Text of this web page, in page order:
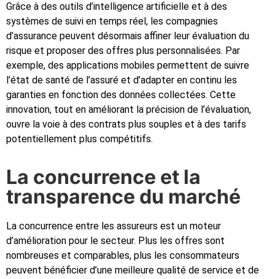
Grâce à des outils d’intelligence artificielle et à des
systèmes de suivi en temps réel, les compagnies
d’assurance peuvent désormais affiner leur évaluation du
risque et proposer des offres plus personnalisées. Par
exemple, des applications mobiles permettent de suivre
l’état de santé de l’assuré et d’adapter en continu les
garanties en fonction des données collectées. Cette
innovation, tout en améliorant la précision de l’évaluation,
ouvre la voie à des contrats plus souples et à des tarifs
potentiellement plus compétitifs.
La concurrence et la
transparence du marché
La concurrence entre les assureurs est un moteur
d’amélioration pour le secteur. Plus les offres sont
nombreuses et comparables, plus les consommateurs
peuvent bénéficier d’une meilleure qualité de service et de